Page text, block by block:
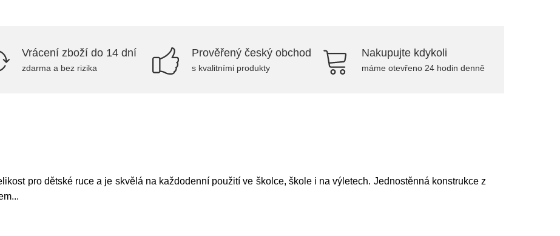
Vrácení zboží do 14 dní
zdarma a bez rizika
Prověřený český obchod
s kvalitními produkty
Nakupujte kdykoli
máme otevřeno 24 hodin denně
pro dětské ruce a je skvělá na každodenní použití ve školce, škole i na výletech. Jednostěnná konstrukce z
...